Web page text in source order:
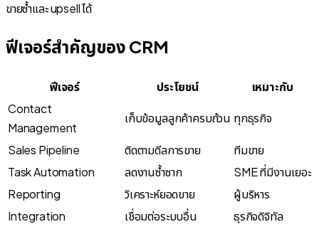
ขายซ้ำและ upsell ได้
ฟีเจอร์สำคัญของ CRM
ฟีเจอร์ ประโยชน์
เหมาะกับ
Contact
Management
เก็บข้อมูลลูกค้าครบถ้วน ทุกธุรกิจ
Sales Pipeline ติดตามดีลการขาย
ทีมขาย
Task Automation
ลดงานซ้ำซาก
SME ที่มีงานเยอะ
Reporting
วิเคราะห์ยอดขาย
ผู้บริหาร
Integration
เชื่อมต่อระบบอื่น ธุรกิจดิจิทัล